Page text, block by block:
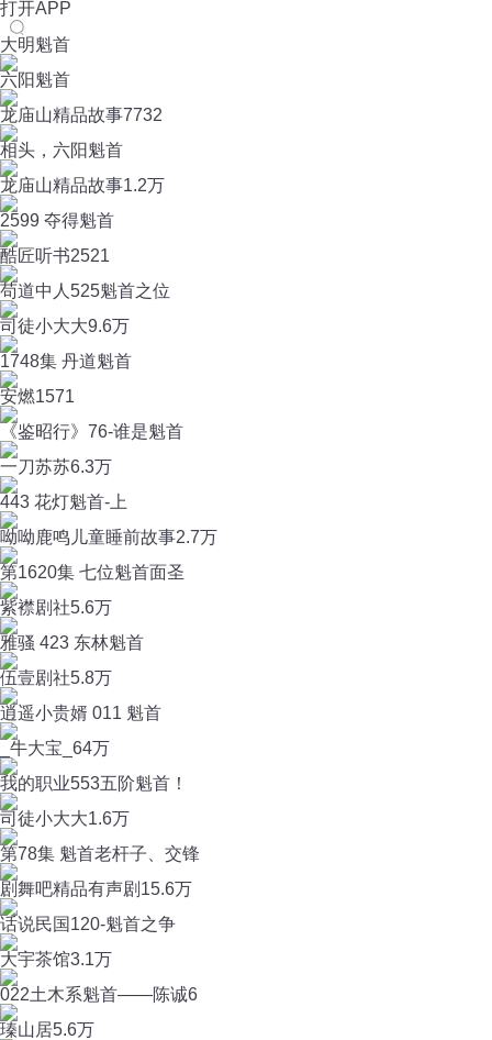
打开APP
大明魁首
六阳魁首
龙庙山精品故事7732
相头，六阳魁首
龙庙山精品故事1.2万
2599 夺得魁首
酷匠听书2521
苟道中人525魁首之位
司徒小大大9.6万
1748集 丹道魁首
安燃1571
《鉴昭行》76-谁是魁首
一刀苏苏6.3万
443 花灯魁首-上
呦呦鹿鸣儿童睡前故事2.7万
第1620集 七位魁首面圣
紫襟剧社5.6万
雅骚 423 东林魁首
伍壹剧社5.8万
逍遥小贵婿 011 魁首
_牛大宝_ 64万
我的职业553五阶魁首！
司徒小大大1.6万
第78集 魁首老杆子、交锋
剧舞吧精品有声剧 15.6万
话说民国120-魁首之争
大宇茶馆3.1万
022土木系魁首——陈诚6
瑧山居5.6万